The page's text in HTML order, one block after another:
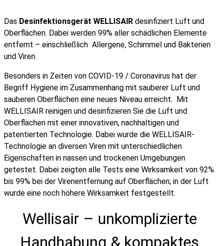
Das Desinfektionsgerät WELLISAIR desinfiziert Luft und
Oberflächen. Dabei werden 99% aller schädlichen Elemente
entfernt – einschließlich Allergene, Schimmel und Bakterien
und Viren.
Besonders in Zeiten von COVID-19 / Coronavirus hat der
Begriff Hygiene im Zusammenhang mit sauberer Luft und
sauberen Oberflächen eine neues Niveau erreicht. Mit
WELLISAIR reinigen und desinfizieren Sie die Luft und
Oberflächen mit einer innovativen, nachhaltigen und
patentierten Technologie. Dabei wurde die WELLISAIR-
Technologie an diversen Viren mit unterschiedlichen
Eigenschaften in nassen und trockenen Umgebungen
getestet. Dabei zeigten alle Tests eine Wirksamkeit von 92%
bis 99% bei der Virenentfernung auf Oberflächen; in der Luft
wurde eine noch höhere Wirksamkeit festgestellt.
Wellisair – unkomplizierte
Handhabung & kompaktes